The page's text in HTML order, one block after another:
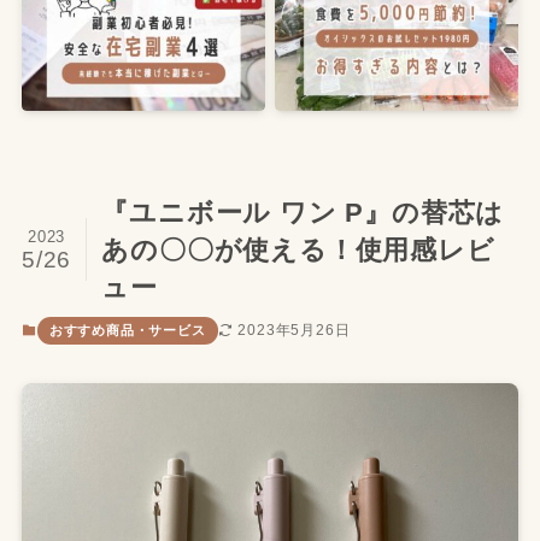
『ユニボール ワン P』の替芯は
あの〇〇が使える！使用感レビ
ュー
2023
5/26
おすすめ商品・サービス 2023年5月26日